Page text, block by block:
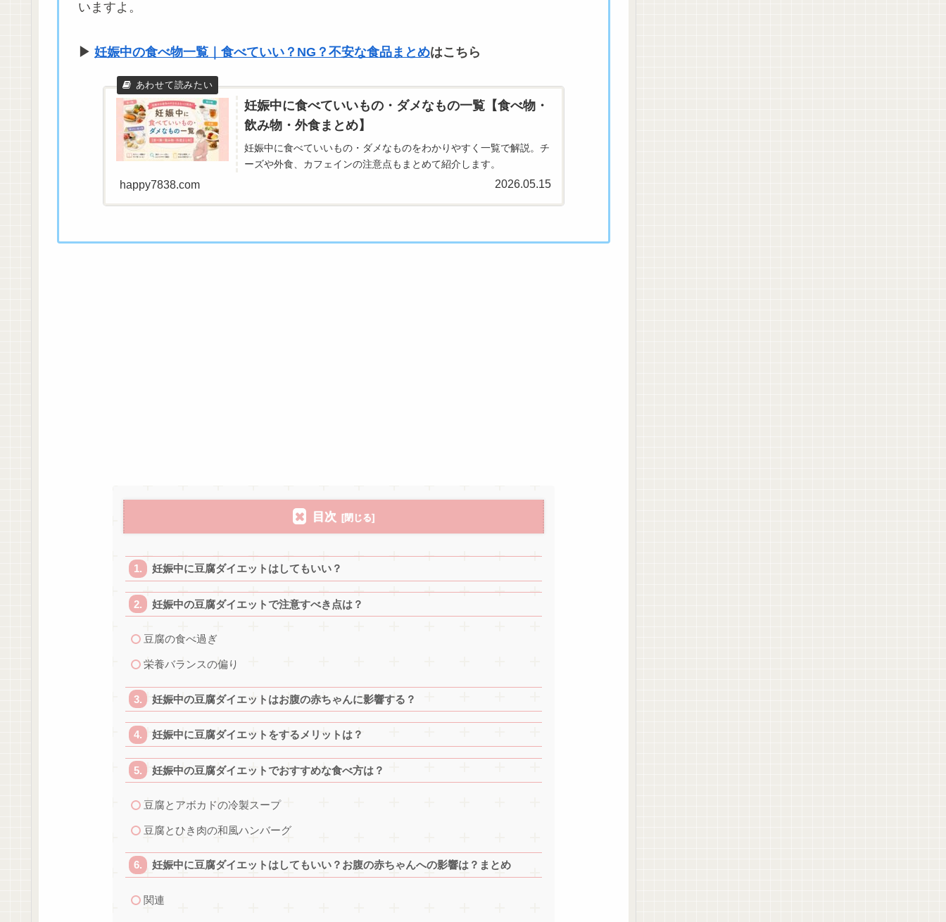
いますよ。
▶ 妊娠中の食べ物一覧｜食べていい？NG？不安な食品まとめはこちら
妊娠中に食べていいもの・ダメなもの一覧【食べ物・
飲み物・外食まとめ】
妊娠中に食べていいもの・ダメなものをわかりやすく一覧で解説。チ
ーズや外食、カフェインの注意点もまとめて紹介します。
happy7838.com 2026.05.15
目次
妊娠中に豆腐ダイエットはしてもいい？
妊娠中の豆腐ダイエットで注意すべき点は？
豆腐の食べ過ぎ
栄養バランスの偏り
妊娠中の豆腐ダイエットはお腹の赤ちゃんに影響する？
妊娠中に豆腐ダイエットをするメリットは？
妊娠中の豆腐ダイエットでおすすめな食べ方は？
豆腐とアボカドの冷製スープ
豆腐とひき肉の和風ハンバーグ
妊娠中に豆腐ダイエットはしてもいい？お腹の赤ちゃんへの影響は？まとめ
関連